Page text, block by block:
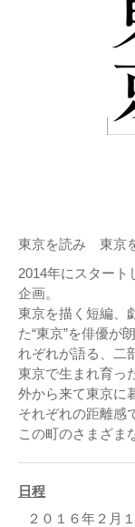
東京を読み 東京
2014年にスター
企画。
東京を描く短編、
た“東京”を俳優が
れぞれが語る、二
東京で生まれ育っ
外から来て東京に
それぞれの距離感
この町のさまざま
日程
２０１６年２月